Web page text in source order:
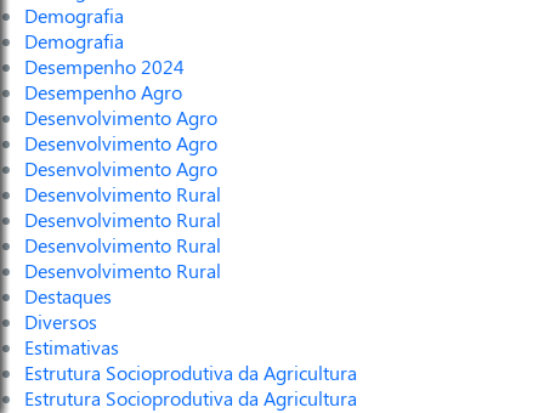
Demografia
Demografia
Desempenho 2024
Desempenho Agro
Desenvolvimento Agro
Desenvolvimento Agro
Desenvolvimento Agro
Desenvolvimento Rural
Desenvolvimento Rural
Desenvolvimento Rural
Desenvolvimento Rural
Destaques
Diversos
Estimativas
Estrutura Socioprodutiva da Agricultura
Estrutura Socioprodutiva da Agricultura